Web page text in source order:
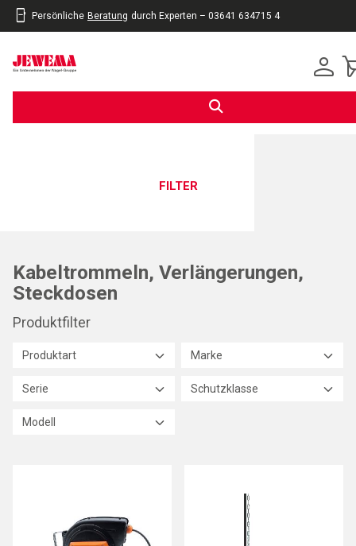
Persönliche Beratung durch Experten – 03641 634715 4
FILTER
Kabeltrommeln, Verlängerungen,
Steckdosen
Produktfilter
Produktart Marke
Serie Schutzklasse
Modell